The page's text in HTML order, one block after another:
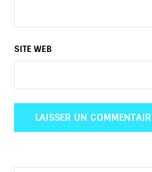
SITE WEB